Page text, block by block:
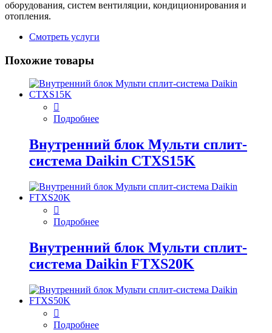
оборудования, систем вентиляции, кондиционирования и
отопления.
Смотреть услуги
Похожие товары
Подробнее
Внутренний блок Мульти сплит-
система Daikin CTXS15K
Подробнее
Внутренний блок Мульти сплит-
система Daikin FTXS20K
Подробнее